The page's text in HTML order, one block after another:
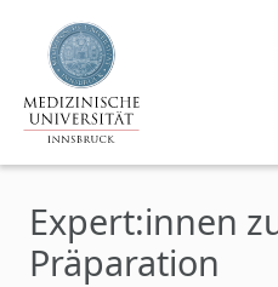
Zum Hauptinhalt springen
Expert:innen
Präparation